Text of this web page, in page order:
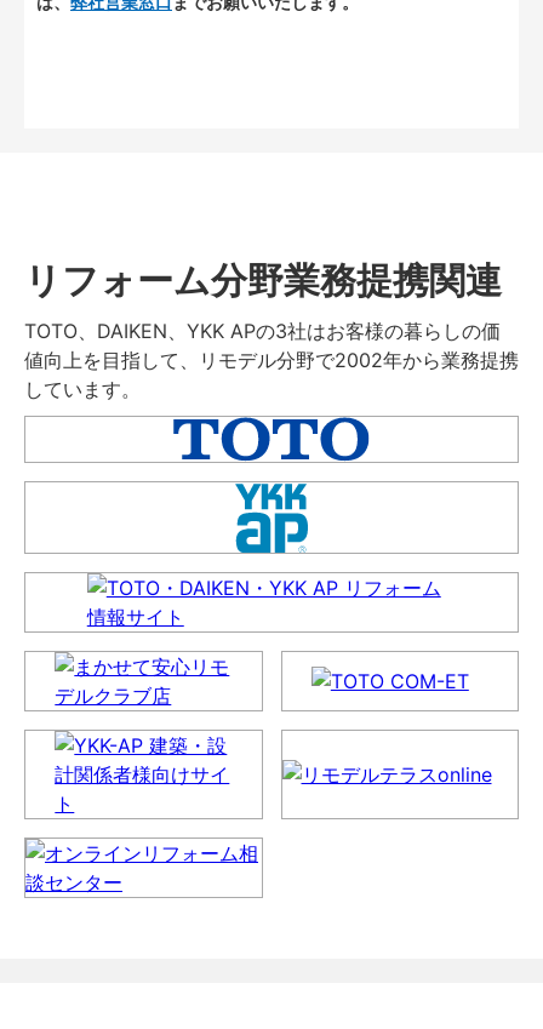
リフォーム分野業務提携関連
TOTO、DAIKEN、YKK APの3社はお客様の暮らしの価
値向上を目指して、リモデル分野で2002年から業務提携
しています。